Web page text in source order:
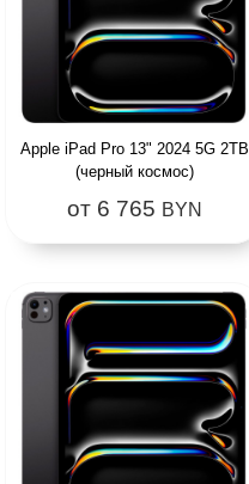
Apple iPad Pro 13" 2024 5G 2TB
(черный космос)
от 6 765 BYN